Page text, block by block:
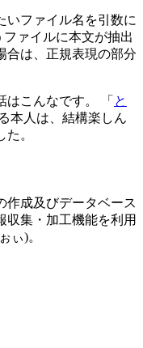
いファイル名を引数に
ァイルに本文が抽出
合は、正規表現の部分
こんなです。 「 と
本人は、結構楽しん
。
作成及びデータベース
収集・加工機能を利用
ぃ)。